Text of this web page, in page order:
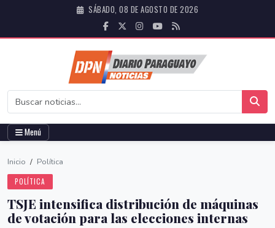
SÁBADO, 08 DE AGOSTO DE 2026
Menú
Inicio / Política
POLÍTICA
TSJE intensifica distribución de máquinas
de votación para las elecciones internas